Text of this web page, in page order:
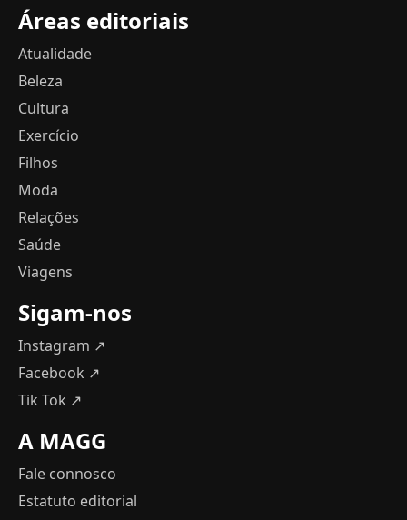
Áreas editoriais
Atualidade
Beleza
Cultura
Exercício
Filhos
Moda
Relações
Saúde
Viagens
Sigam-nos
Instagram ↗
Facebook ↗
Tik Tok ↗
A MAGG
Fale connosco
Estatuto editorial